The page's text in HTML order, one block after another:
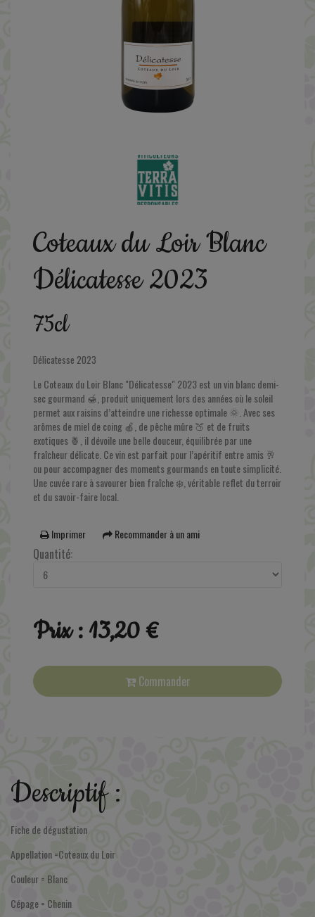
Coteaux du Loir Blanc
Délicatesse 2023
75cl
Délicatesse 2023
Le Coteaux du Loir Blanc"Délicatesse" 2023 est un vin blanc demi-
sec gourmand 🍯, produit uniquement lors des années où le soleil
permet aux raisins d’atteindre une richesse optimale 🌞. Avec ses
arômes de miel de coing 🍎, de pêche mûre 🍑 et de fruits
exotiques 🍍, il dévoile une belle douceur, équilibrée par une
fraîcheur délicate. Ce vin est parfait pour l’apéritif entre amis 🥂
ou pour accompagner des moments gourmands en toute simplicité.
Une cuvée rare à savourer bien fraîche ❄️, véritable reflet du terroir
et du savoir-faire local.
Imprimer Recommander à un ami
Quantité:
Prix : 13,20 €
Commander
Descriptif :
Fiche de dégustation
Appellation =Coteaux du Loir
Couleur = Blanc
Cépage = Chenin